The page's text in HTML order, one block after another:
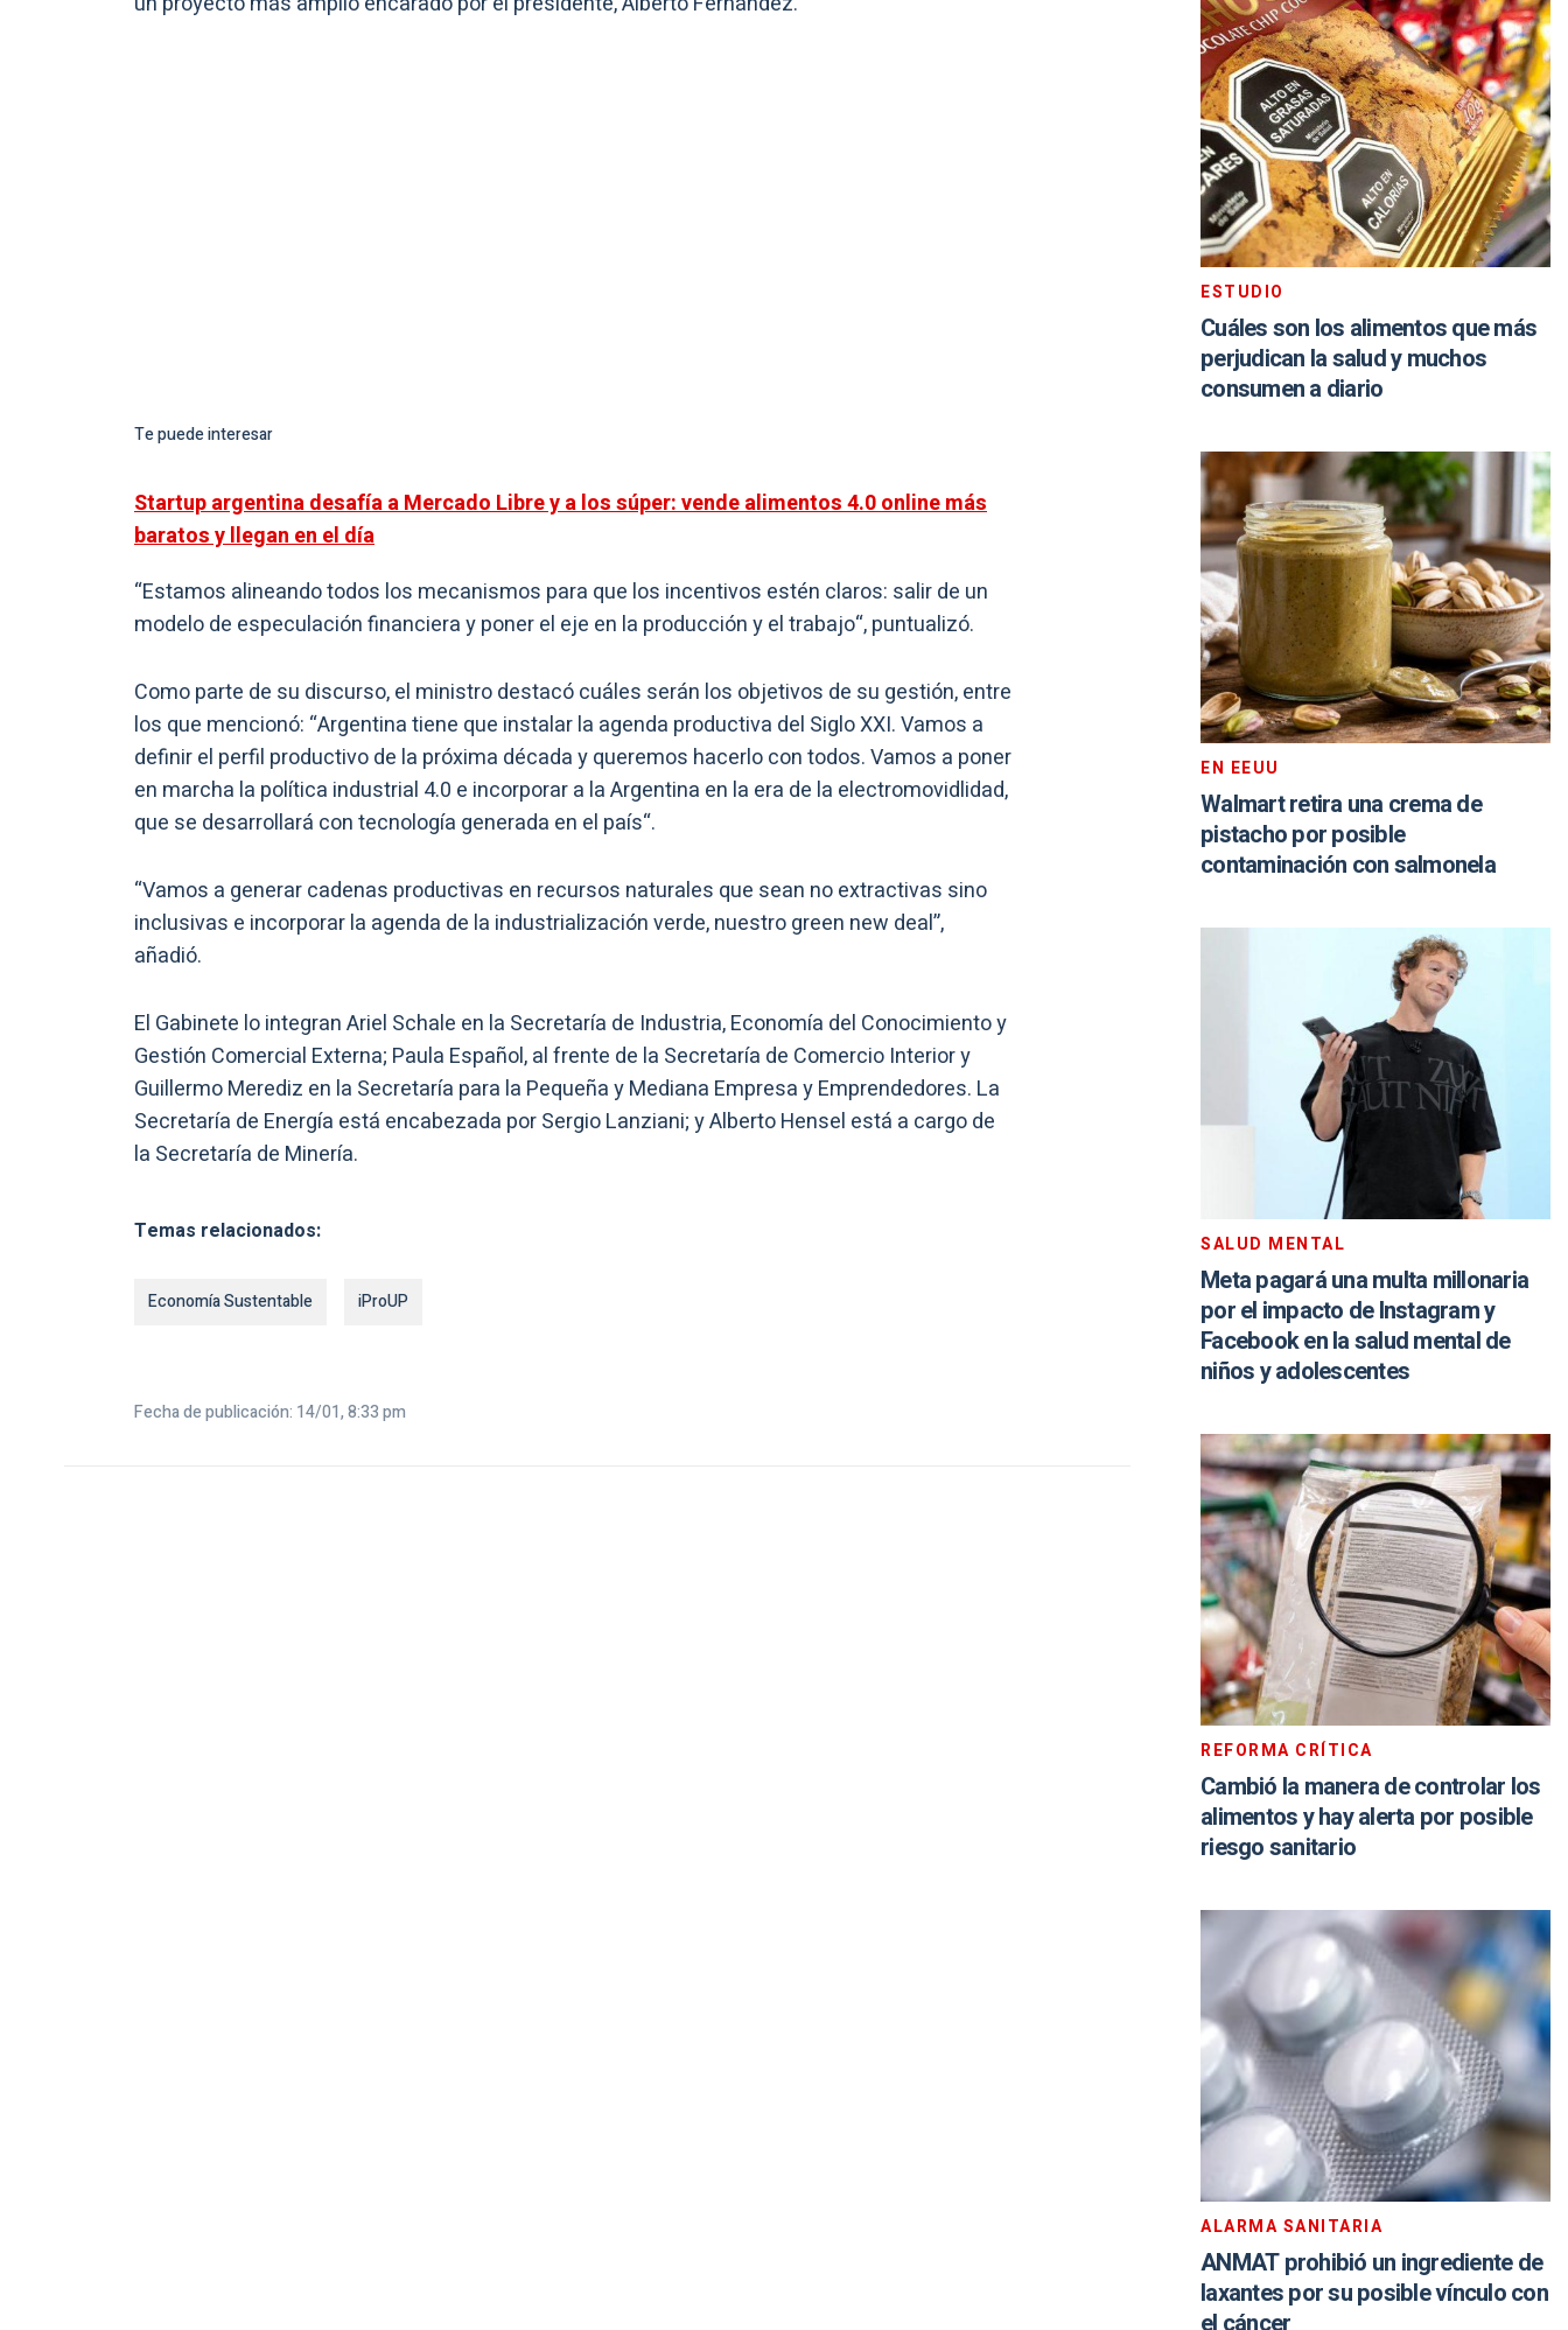
Te puede interesar
Startup argentina desafía a Mercado Libre y a los súper: vende alimentos 4.0 online más
baratos y llegan en el día
“Estamos alineando todos los mecanismos para que los incentivos estén claros: salir de un
modelo de especulación financiera y poner el eje en la producción y el trabajo“, puntualizó.
Como parte de su discurso, el ministro destacó cuáles serán los objetivos de su gestión, entre
los que mencionó: “Argentina tiene que instalar la agenda productiva del Siglo XXI. Vamos a
definir el perfil productivo de la próxima década y queremos hacerlo con todos. Vamos a poner
en marcha la política industrial 4.0 e incorporar a la Argentina en la era de la electromovidlidad,
que se desarrollará con tecnología generada en el país“.
“Vamos a generar cadenas productivas en recursos naturales que sean no extractivas sino
inclusivas e incorporar la agenda de la industrialización verde, nuestro green new deal”,
añadió.
El Gabinete lo integran Ariel Schale en la Secretaría de Industria, Economía del Conocimiento y
Gestión Comercial Externa; Paula Español, al frente de la Secretaría de Comercio Interior y
Guillermo Merediz en la Secretaría para la Pequeña y Mediana Empresa y Emprendedores. La
Secretaría de Energía está encabezada por Sergio Lanziani; y Alberto Hensel está a cargo de
la Secretaría de Minería.
Temas relacionados:
Economía Sustentable iProUP
Fecha de publicación: 14/01, 8:33 pm
ESTUDIO
Cuáles son los alimentos que más
perjudican la salud y muchos
consumen a diario
EN EEUU
Walmart retira una crema de
pistacho por posible
contaminación con salmonela
SALUD MENTAL
Meta pagará una multa millonaria
por el impacto de Instagram y
Facebook en la salud mental de
niños y adolescentes
REFORMA CRÍTICA
Cambió la manera de controlar los
alimentos y hay alerta por posible
riesgo sanitario
ALARMA SANITARIA
ANMAT prohibió un ingrediente de
laxantes por su posible vínculo con